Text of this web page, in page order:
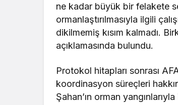
ne kadar büyük bir felakete
ormanlaştırılmasıyla ilgili
dikilmemiş kısım kalmadı.
açıklamasında bulundu.
Protokol hitapları sonrası
koordinasyon süreçleri
Şahan’ın orman